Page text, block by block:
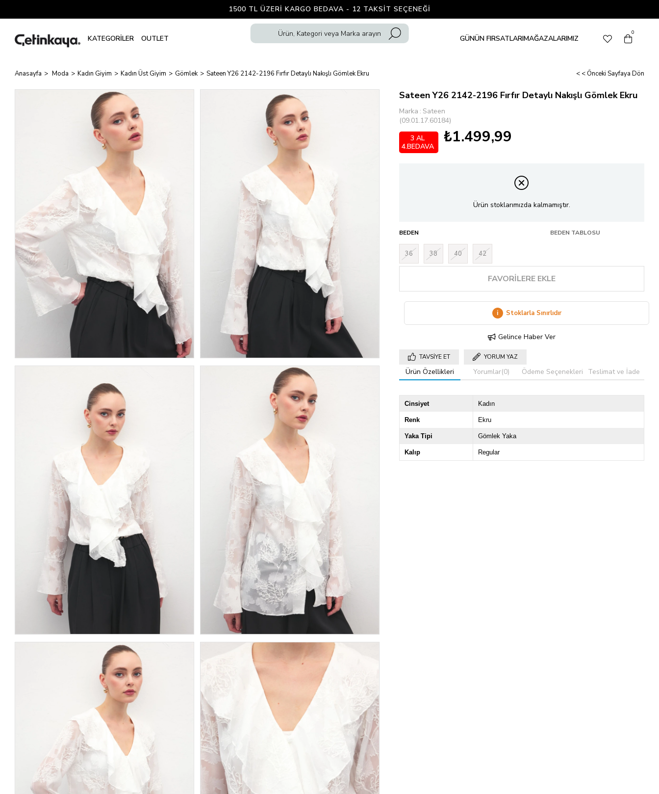
1500 TL ÜZERI KARGO BEDAVA - 12 TAKSIT SEÇENEĞI
GÜNÜN FIRSATLARIMAĞAZALARIMIZ
0
Anasayfa Moda Kadın Giyim Kadın Üst Giyim Gömlek Sateen Y26 2142-2196 Fırfır Detaylı Nakışlı Gömlek Ekru < < Önceki Sayfaya Dön
Sateen Y26 2142-2196 Fırfır Detaylı Nakışlı Gömlek Ekru
Marka : Sateen
(09.01.17.60184)
₺1.499,99
3 AL
4.BEDAVA
Ürün stoklarımızda kalmamıştır.
BEDEN BEDEN TABLOSU
36 38 40 42
FAVORILERE EKLE
i Stoklarla Sınırlıdır
Gelince Haber Ver
TAVSIYE ET YORUM YAZ
Ürün Özellikleri Yorumlar(0) Ödeme Seçenekleri Teslimat ve İade
Cinsiyet Kadın
Renk Ekru
Yaka Tipi Gömlek Yaka
Kalıp Regular